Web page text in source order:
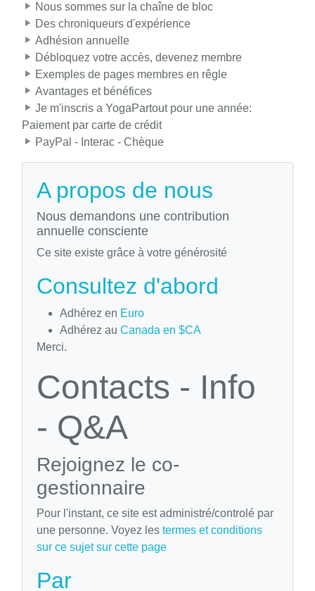
Nous sommes sur la chaîne de bloc
Des chroniqueurs d'expérience
Adhésion annuelle
Débloquez votre accès, devenez membre
Exemples de pages membres en rêgle
Avantages et bénéfices
Je m'inscris a YogaPartout pour une année:
Paiement par carte de crédit
PayPal - Interac - Chèque
A propos de nous
Nous demandons une contribution
annuelle consciente
Ce site existe grâce à votre générosité
Consultez d'abord
Adhérez en Euro
Adhérez au Canada en $CA
Merci.
Contacts - Info
- Q&A
Rejoignez le co-
gestionnaire
Pour l'instant, ce site est administré/controlé par
une personne. Voyez les termes et conditions
sur ce sujet sur cette page
Par